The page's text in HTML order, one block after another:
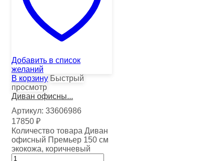
Добавить в список
желаний
В корзину Быстрый
просмотр
Диван офисны...
Артикул: 33606986
17850 ₽
Количество товара Диван
офисный Премьер 150 см
экокожа, коричневый